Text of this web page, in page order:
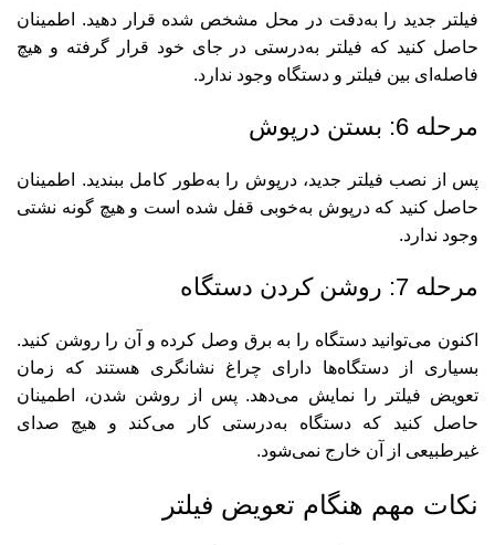
فیلتر جدید را به‌دقت در محل مشخص شده قرار دهید. اطمینان
حاصل کنید که فیلتر به‌درستی در جای خود قرار گرفته و هیچ
فاصله‌ای بین فیلتر و دستگاه وجود ندارد.
مرحله 6: بستن درپوش
پس از نصب فیلتر جدید، درپوش را به‌طور کامل ببندید. اطمینان
حاصل کنید که درپوش به‌خوبی قفل شده است و هیچ گونه نشتی
وجود ندارد.
مرحله 7: روشن کردن دستگاه
اکنون می‌توانید دستگاه را به برق وصل کرده و آن را روشن کنید.
بسیاری از دستگاه‌ها دارای چراغ نشانگری هستند که زمان
تعویض فیلتر را نمایش می‌دهد. پس از روشن شدن، اطمینان
حاصل کنید که دستگاه به‌درستی کار می‌کند و هیچ صدای
غیرطبیعی از آن خارج نمی‌شود.
نکات مهم هنگام تعویض فیلتر